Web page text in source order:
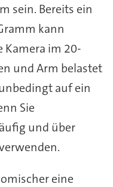
sein. Bereits ein
kann
Kamera im 20-
und Arm belastet
auf ein
Sie
und über
eine